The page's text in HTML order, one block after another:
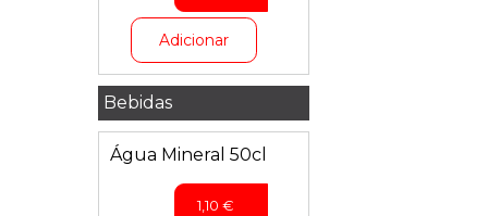
Adicionar
Bebidas
Água Mineral 50cl
1,10 €